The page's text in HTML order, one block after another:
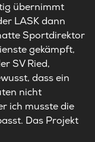
übernimmt
LASK dann
Sportdirektor
gekämpft,
SV Ried,
dass ein
nicht
ich musste die
Das Projekt